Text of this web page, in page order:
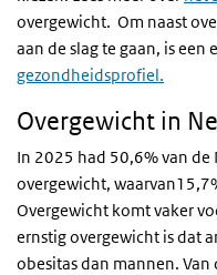
overgewicht. Om naast
aan de slag te gaan, is een
gezondheidsprofiel.
Overgewicht in
In 2025 had 50,6% van de
overgewicht,
Overgewicht komt vaker
ernstig overgewicht is dat
obesitas dan mannen.